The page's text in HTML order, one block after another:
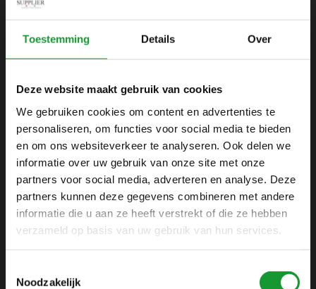
Toestemming Details Over
Deze website maakt gebruik van cookies
We gebruiken cookies om content en advertenties te
personaliseren, om functies voor social media te bieden
en om ons websiteverkeer te analyseren. Ook delen we
informatie over uw gebruik van onze site met onze
partners voor social media, adverteren en analyse. Deze
partners kunnen deze gegevens combineren met andere
informatie die u aan ze heeft verstrekt of die ze hebben
verzameld op basis van uw gebruik van hun services.
Noodzakelijk
SHIRTSUPPLIER.NL
Webshop voor mannen
Zijlijnstraat 24
1433 DC
+31 6 42 52 32 80
+31 6 42 52 32 80